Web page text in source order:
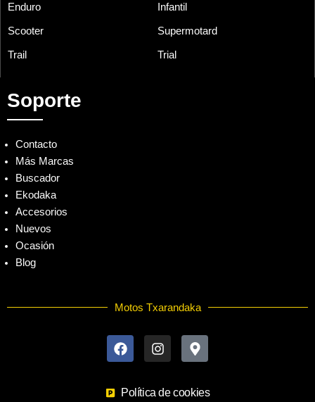
Enduro Infantil
Scooter Supermotard
Trail Trial
Soporte
Contacto
Más Marcas
Buscador
Ekodaka
Accesorios
Nuevos
Ocasión
Blog
Motos Txarandaka
a
c
o
n
s
g
a
p
a
Política de cookies